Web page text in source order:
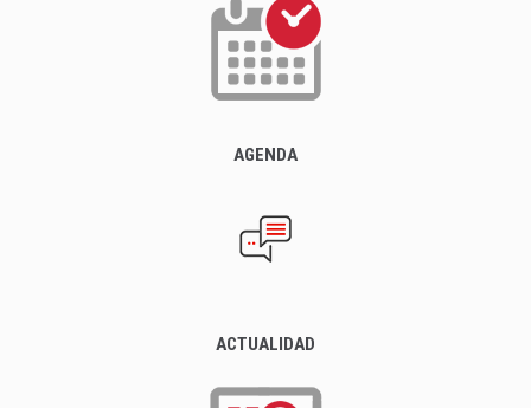
AGENDA
ACTUALIDAD